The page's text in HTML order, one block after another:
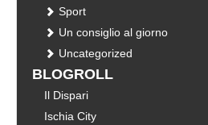
Sport
Un consiglio al giorno
Uncategorized
BLOGROLL
Il Dispari
Ischia City